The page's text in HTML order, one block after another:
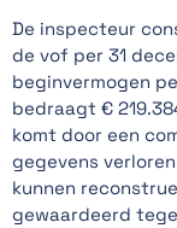
De inspecteur
de vof per 31
beginvermogen
bedraagt €
komt door een
gegevens
kunnen
gewaardeerd